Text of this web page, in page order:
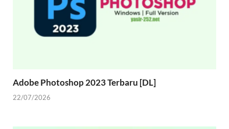
Adobe Photoshop 2023 Terbaru [DL]
22/07/2026